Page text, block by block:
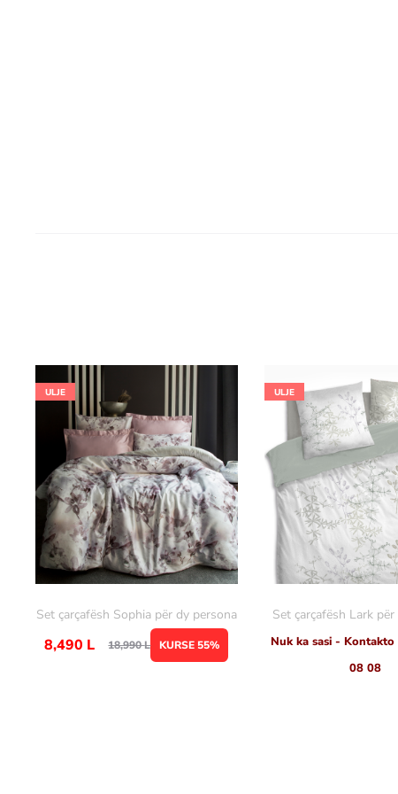
ULJE
Set çarçafësh Sophia për dy persona
KURSE 55%
18,990L
8,490 L
ULJE
Set çarçafësh Lark
Nuk ka sasi -
08 08